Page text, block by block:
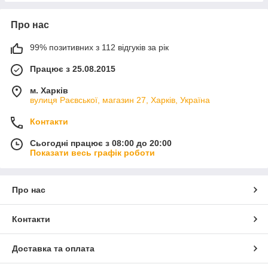
Про нас
99% позитивних з 112 відгуків за рік
Працює з 25.08.2015
м. Харків
вулиця Раєвської, магазин 27, Харків, Україна
Контакти
Сьогодні працює з 08:00 до 20:00
Показати весь графік роботи
Про нас
Контакти
Доставка та оплата